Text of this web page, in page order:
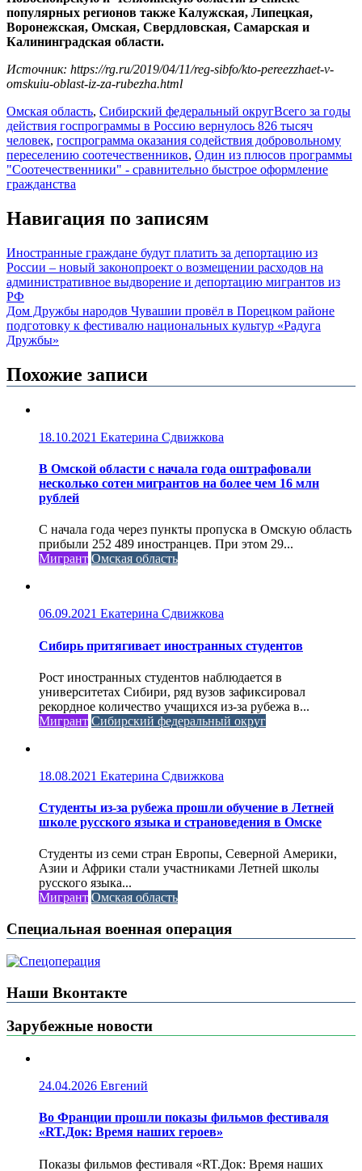
популярных регионов также Калужская, Липецкая,
Воронежская, Омская, Свердловская, Самарская и
Калининградская области.
Источник: https://rg.ru/2019/04/11/reg-sibfo/kto-pereezzhaet-v-
omskuiu-oblast-iz-za-rubezha.html
Омская область, Сибирский федеральный округВсего за годы
действия госпрограммы в Россию вернулось 826 тысяч
человек, госпрограмма оказания содействия добровольному
переселению соотечественников, Один из плюсов программы
"Соотечественники" - сравнительно быстрое оформление
гражданства
Навигация по записям
Иностранные граждане будут платить за депортацию из
России – новый законопроект о возмещении расходов на
административное выдворение и депортацию мигрантов из
РФ
Дом Дружбы народов Чувашии провёл в Порецком районе
подготовку к фестивалю национальных культур «Радуга
Дружбы»
Похожие записи
18.10.2021 Екатерина Сдвижкова
В Омской области с начала года оштрафовали
несколько сотен мигрантов на более чем 16 млн
рублей
С начала года через пункты пропуска в Омскую область
прибыли 252 489 иностранцев. При этом 29...
Мигрант Омская область
06.09.2021 Екатерина Сдвижкова
Сибирь притягивает иностранных студентов
Рост иностранных студентов наблюдается в
университетах Сибири, ряд вузов зафиксировал
рекордное количество учащихся из-за рубежа в...
Мигрант Сибирский федеральный округ
18.08.2021 Екатерина Сдвижкова
Студенты из-за рубежа прошли обучение в Летней
школе русского языка и страноведения в Омске
Студенты из семи стран Европы, Северной Америки,
Азии и Африки стали участниками Летней школы
русского языка...
Мигрант Омская область
Специальная военная операция
Наши Вконтакте
Зарубежные новости
24.04.2026 Евгений
Во Франции прошли показы фильмов фестиваля
«RT.Док: Время наших героев»
Показы фильмов фестиваля «RT.Док: Время наших